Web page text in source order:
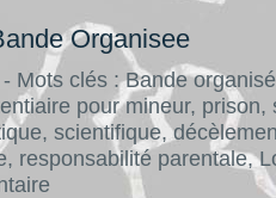
Organisee
- Mots clés :Bande
pour mineur, prison,
, scientifique,
, responsabilité parentale,